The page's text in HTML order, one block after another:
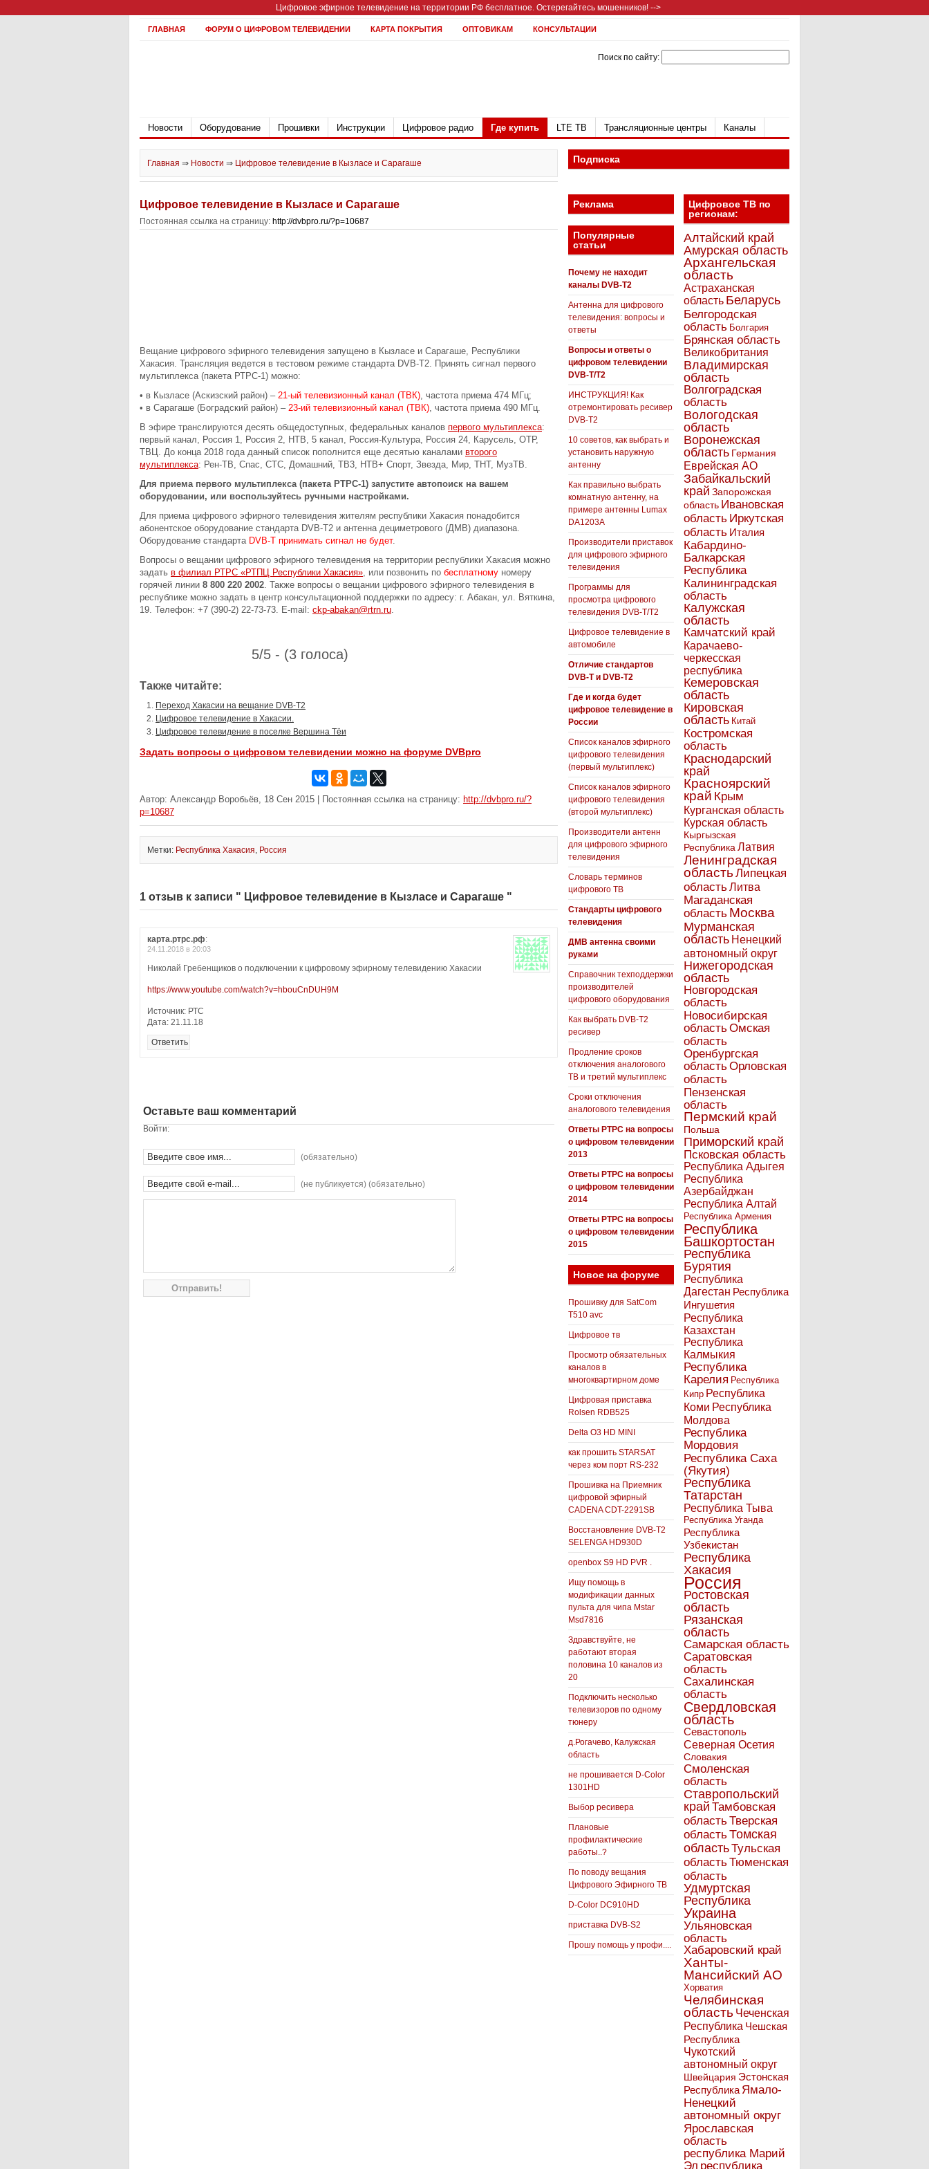
Цифровое эфирное телевидение на территории РФ бесплатное. Остерегайтесь мошенников! -->
ГЛАВНАЯ ФОРУМ О ЦИФРОВОМ ТЕЛЕВИДЕНИИ КАРТА ПОКРЫТИЯ ОПТОВИКАМ КОНСУЛЬТАЦИИ
Поиск по сайту:
Новости Оборудование Прошивки Инструкции Цифровое радио Где купить LTE ТВ Трансляционные центры Каналы
Главная ⇒ Новости ⇒ Цифровое телевидение в Кызласе и Сарагаше
Цифровое телевидение в Кызласе и Сарагаше
Постоянная ссылка на страницу: http://dvbpro.ru/?p=10687
Вещание цифрового эфирного телевидения запущено в Кызласе и Сарагаше, Республики
Хакасия. Трансляция ведется в тестовом режиме стандарта DVB-T2. Принять сигнал первого
мультиплекса (пакета РТРС-1) можно:
• в Кызласе (Аскизский район) – 21-ый телевизионный канал (ТВК), частота приема 474 МГц;
• в Сарагаше (Боградский район) – 23-ий телевизионный канал (ТВК), частота приема 490 МГц.
В эфире транслируются десять общедоступных, федеральных каналов первого мультиплекса:
первый канал, Россия 1, Россия 2, НТВ, 5 канал, Россия-Культура, Россия 24, Карусель, ОТР,
ТВЦ. До конца 2018 года данный список пополнится еще десятью каналами второго
мультиплекса: Рен-ТВ, Спас, СТС, Домашний, ТВ3, НТВ+ Спорт, Звезда, Мир, ТНТ, МузТВ.
Для приема первого мультиплекса (пакета РТРС-1) запустите автопоиск на вашем
оборудовании, или воспользуйтесь ручными настройками.
Для приема цифрового эфирного телевидения жителям республики Хакасия понадобится
абонентское оборудование стандарта DVB-T2 и антенна дециметрового (ДМВ) диапазона.
Оборудование стандарта DVB-T принимать сигнал не будет.
Вопросы о вещании цифрового эфирного телевидения на территории республики Хакасия можно
задать в филиал РТРС «РТПЦ Республики Хакасия», или позвонить по бесплатному номеру
горячей линии 8 800 220 2002. Также вопросы о вещании цифрового эфирного телевидения в
республике можно задать в центр консультационной поддержки по адресу: г. Абакан, ул. Вяткина,
19. Телефон: +7 (390-2) 22-73-73. E-mail: ckp-abakan@rtrn.ru.
5/5 - (3 голоса)
Также читайте:
Переход Хакасии на вещание DVB-T2
Цифровое телевидение в Хакасии.
Цифровое телевидение в поселке Вершина Тёи
Задать вопросы о цифровом телевидении можно на форуме DVBpro
Автор: Александр Воробьёв, 18 Сен 2015 | Постоянная ссылка на страницу: http://dvbpro.ru/?
p=10687
Метки: Республика Хакасия, Россия
1 отзыв к записи " Цифровое телевидение в Кызласе и Сарагаше "
карта.ртрс.рф:
24.11.2018 в 20:03
Николай Гребенщиков о подключении к цифровому эфирному телевидению Хакасии
https://www.youtube.com/watch?v=hbouCnDUH9M
Источник: РТС
Дата: 21.11.18
Ответить
Оставьте ваш комментарий
Войти:
(обязательно)
(не публикуется) (обязательно)
Подписка
Реклама
Популярные
статьи
Почему не находит
каналы DVB-T2
Антенна для цифрового
телевидения: вопросы и
ответы
Вопросы и ответы о
цифровом телевидении
DVB-T/T2
ИНСТРУКЦИЯ! Как
отремонтировать ресивер
DVB-T2
10 советов, как выбрать и
установить наружную
антенну
Как правильно выбрать
комнатную антенну, на
примере антенны Lumax
DA1203А
Производители приставок
для цифрового эфирного
телевидения
Программы для
просмотра цифрового
телевидения DVB-T/T2
Цифровое телевидение в
автомобиле
Отличие стандартов
DVB-T и DVB-T2
Где и когда будет
цифровое телевидение в
России
Список каналов эфирного
цифрового телевидения
(первый мультиплекс)
Список каналов эфирного
цифрового телевидения
(второй мультиплекс)
Производители антенн
для цифрового эфирного
телевидения
Словарь терминов
цифрового ТВ
Стандарты цифрового
телевидения
ДМВ антенна своими
руками
Справочник техподдержки
производителей
цифрового оборудования
Как выбрать DVB-T2
ресивер
Продление сроков
отключения аналогового
ТВ и третий мультиплекс
Сроки отключения
аналогового телевидения
Ответы РТРС на вопросы
о цифровом телевидении
2013
Ответы РТРС на вопросы
о цифровом телевидении
2014
Ответы РТРС на вопросы
о цифровом телевидении
2015
Новое на форуме
Прошивку для SatCom
T510 avc
Цифровое тв
Просмотр обязательных
каналов в
многоквартирном доме
Цифровая приставка
Rolsen RDB525
Delta O3 HD MINI
как прошить STARSAT
через ком порт RS-232
Прошивка на Приемник
цифровой эфирный
CADENA CDT-2291SB
Восстановление DVB-T2
SELENGA HD930D
openbox S9 HD PVR .
Ищу помощь в
модификации данных
пульта для чипа Mstar
Msd7816
Здравствуйте, не
работают вторая
половина 10 каналов из
20
Подключить несколько
телевизоров по одному
тюнеру
д.Рогачево, Калужская
область
не прошивается D-Color
1301HD
Выбор ресивера
Плановые
профилактические
работы..?
По поводу вещания
Цифрового Эфирного ТВ
D-Color DC910HD
приставка DVB-S2
Прошу помощь у профи....
Цифровое ТВ по
регионам:
Алтайский край
Амурская область
Архангельская
область
Астраханская
область Беларусь
Белгородская
область Болгария
Брянская область
Великобритания
Владимирская
область
Волгоградская
область
Вологодская
область
Воронежская
область Германия
Еврейская АО
Забайкальский
край Запорожская
область Ивановская
область Иркутская
область Италия
Кабардино-
Балкарская
Республика
Калининградская
область
Калужская
область
Камчатский край
Карачаево-
черкесская
республика
Кемеровская
область
Кировская
область Китай
Костромская
область
Краснодарский
край
Красноярский
край Крым
Курганская область
Курская область
Кыргызская
Республика Латвия
Ленинградская
область Липецкая
областьЛитва
Магаданская
область Москва
Мурманская
область Ненецкий
автономный округ
Нижегородская
область
Новгородская
область
Новосибирская
областьОмская
область
Оренбургская
областьОрловская
область
Пензенская
область
Пермский край
Польша
Приморский край
Псковская область
Республика Адыгея
Республика
Азербайджан
Республика Алтай
Республика Армения
Республика
Башкортостан
Республика
Бурятия
Республика
Дагестан Республика
Ингушетия
Республика
Казахстан
Республика
Калмыкия
Республика
Карелия Республика
Кипр Республика
Коми Республика
Молдова
Республика
Мордовия
Республика Саха
(Якутия)
Республика
Татарстан
Республика Тыва
Республика Уганда
Республика
Узбекистан
Республика
Хакасия
Россия
Ростовская
область
Рязанская
область
Самарская область
Саратовская
область
Сахалинская
область
Свердловская
область
Севастополь
Северная Осетия
Словакия
Смоленская
область
Ставропольский
край Тамбовская
областьТверская
областьТомская
областьТульская
областьТюменская
область
Удмуртская
Республика
Украина
Ульяновская
область
Хабаровский край
Ханты-
Мансийский АО
Хорватия
Челябинская
область Чеченская
Республика Чешская
Республика
Чукотский
автономный округ
Швейцария Эстонская
Республика Ямало-
Ненецкий
автономный округ
Ярославская
область
республика Марий
Эл республика